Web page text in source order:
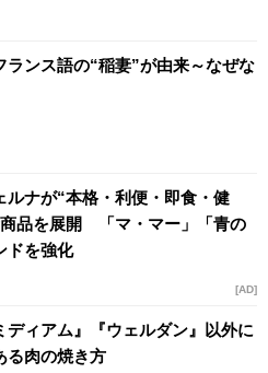
ランス語の“稲妻”が由来～なぜな
ルナが“本格・利便・即食・健
品を展開 「マ・マー」「青の
ドを強化
AD
ディアム』『ウェルダン』以外に
る肉の焼き方